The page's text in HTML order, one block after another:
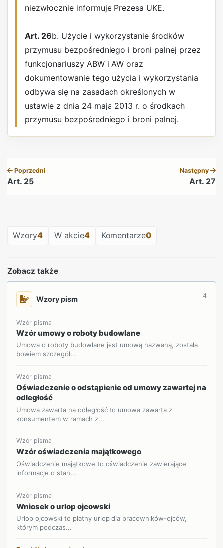
niezwłocznie informuje Prezesa UKE.
Art. 26b. Użycie i wykorzystanie środków
przymusu bezpośredniego i broni palnej przez
funkcjonariuszy ABW i AW oraz
dokumentowanie tego użycia i wykorzystania
odbywa się na zasadach określonych w
ustawie z dnia 24 maja 2013 r. o środkach
przymusu bezpośredniego i broni palnej.
Poprzedni
Art. 25
Następny
Art. 27
Wzory4 W akcie4 Komentarze0
Zobacz także
Wzory pism 4
Wzór pisma
Wzór umowy o roboty budowlane
Umowa o roboty budowlane jest umową nazwaną, została
bowiem szczegół...
Wzór pisma
Oświadczenie o odstąpienie od umowy zawartej na
odległość
Umowa zawarta na odległość to umowa zawarta z
konsumentem w ramach z...
Wzór pisma
Wzór oświadczenia majątkowego
Oświadczenie majątkowe to oświadczenie zawierające
informacje o stan...
Wzór pisma
Wniosek o urlop ojcowski
Urlop ojcowski to płatny urlop dla pracowników-ojców,
którym podczas...